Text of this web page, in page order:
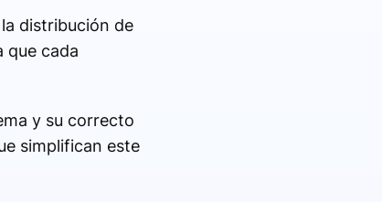
distribución de
que cada
y su correcto
simplifican este